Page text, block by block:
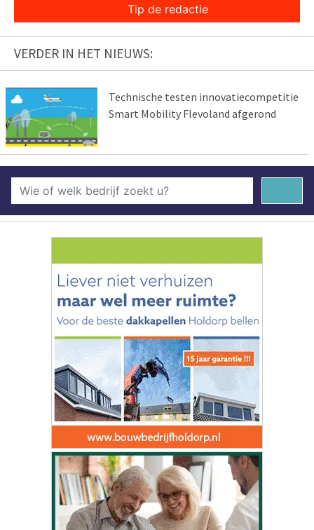
Tip de redactie
VERDER IN HET NIEUWS:
Technische testen innovatiecompetitie
Smart Mobility Flevoland afgerond